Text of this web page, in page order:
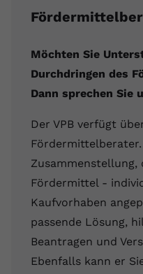
Möchten Sie
Durchdringen des
Dann sprechen Sie
Der VPB verfügt
Zusammenstellung,
Fördermittel -
Kaufvorhaben
passende Lösung,
Beantragen und
Ebenfalls kann er